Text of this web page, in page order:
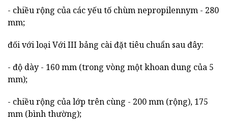
- chiều rộng của các yếu tố chùm nepropilennym - 280
mm;
đối với loại Với III bảng cài đặt tiêu chuẩn sau đây:
- độ dày - 160 mm (trong vòng một khoan dung của 5
mm);
- chiều rộng của lớp trên cùng - 200 mm (rộng), 175
mm (bình thường);